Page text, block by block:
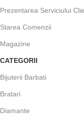
Prezentarea Serviciului
Starea Comenzii
Magazine
CATEGORII
Bijuterii Barbati
Bratari
Diamante